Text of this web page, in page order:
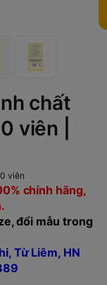
chất
viên |
viên
chính hãng,
đổi mẫu trong
Từ Liêm, HN